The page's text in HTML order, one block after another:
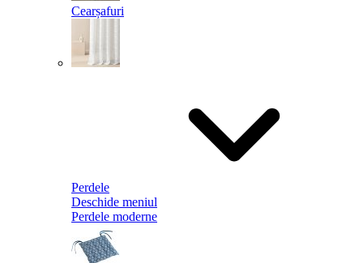
Cearșafuri
Perdele
Deschide meniul
Perdele moderne